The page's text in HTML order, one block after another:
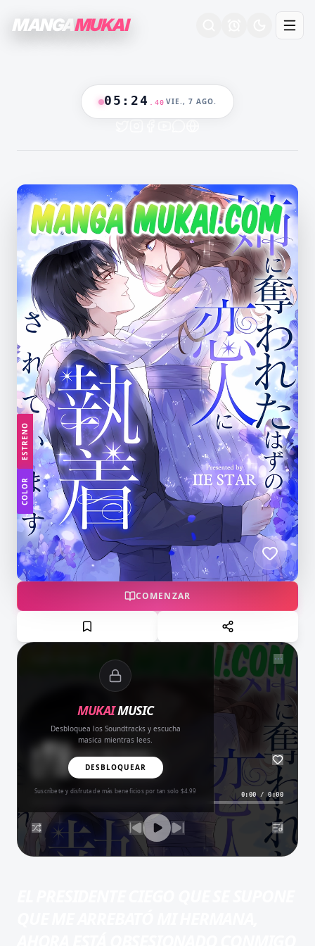
MANGA MUKAI
05 : 24 41 VIE., 7 AGO.
ESTRENO
COLOR
COMENZAR
MUKAIMUSIC
Desbloquea los Soundtracks y escucha
masica mientras lees.
DESBLOQUEAR
Suscríbete y disfruta de más beneficios por tan solo $4.99
Amor del Bueno
BALADA
0:00/0:00